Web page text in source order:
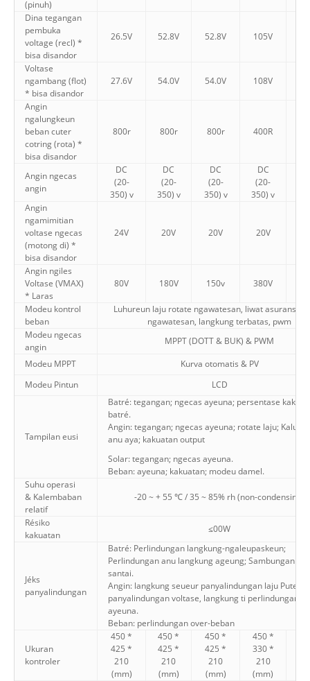
(pinuh)
Dina tegangan
pembuka
voltage (recl) *
bisa disandor
26.5V 52.8V 52.8V 105V
Voltase
ngambang (flot)
* bisa disandor
27.6V 54.0V 54.0V 108V
Angin
ngalungkeun
beban cuter
cotring (rota) *
bisa disandor
800r 800r 800r 400R
Angin ngecas
angin
DC
(20-
350) v
DC
(20-
350) v
DC
(20-
350) v
DC
(20-
350) v
Angin
ngamimitian
voltase ngecas
(motong di) *
bisa disandor
24V 20V 20V 20V
Angin ngiles
Voltase (VMAX)
* Laras
80V 180V 150v 380V
Modeu kontrol
beban
Luhureun laju rotate ngawatesan, liwat asuransi
ngawatesan, langkung terbatas, pwm
Modeu ngecas
angin
MPPT (DOTT & BUK) & PWM
Modeu MPPT
Kurva otomatis & PV
Modeu Pintun
LCD
Tampilan eusi
Batré: tegangan; ngecas ayeuna; persentase
batré.
Angin: tegangan; ngecas ayeuna; rotate laju;
anu aya; kakuatan output
Solar: tegangan; ngecas ayeuna.
Beban: ayeuna; kakuatan; modeu damel.
Suhu operasi
& Kalembaban
relatif
-20 ~ + 55 ℃ / 35 ~ 85% rh (non-condensing)
Résiko
kakuatan
≤00W
Jéks
panyalindungan
Batré: Perlindungan langkung-ngaleupaskeun;
Perlindungan anu langkung ageung; Sambungan
santai.
Angin: langkung seueur panyalindungan laju Puter,
panyalindungan voltase, langkung ti perlindungan
ayeuna.
Beban: perlindungan over-beban
Ukuran
kontroler
450 *
425 *
210
(mm)
450 *
425 *
210
(mm)
450 *
425 *
210
(mm)
450 *
330 *
210
(mm)